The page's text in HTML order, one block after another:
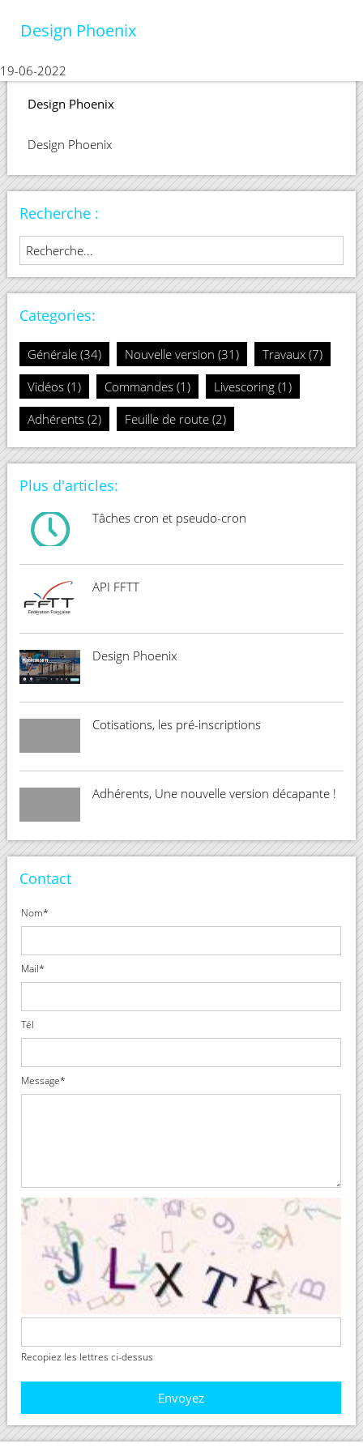
Ping Designs
Design Phoenix
19-06-2022
Design Phoenix
Design Phoenix
Recherche :
Categories:
Générale (34) Nouvelle version (31)
Travaux (7)
Vidéos (1)
Commandes (1)
Livescoring (1)
Adhérents (2)
Feuille de route (2)
Plus d'articles:
Tâches cron et pseudo-cron
API FFTT
Design Phoenix
Cotisations, les pré-inscriptions
Adhérents, Une nouvelle version décapante !
Contact
Nom*
Mail*
Tél
Message*
Recopiez les lettres ci-dessus